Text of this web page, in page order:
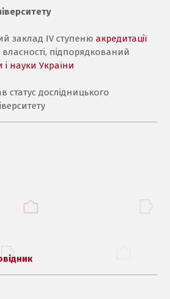
заклад IV ступенюакредитації
підпорядкований
і науки України
статус дослідницького